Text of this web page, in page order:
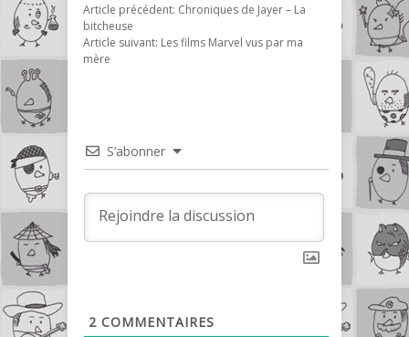
Article précédent: Chroniques de Jayer – La
bitcheuse
Article suivant: Les films Marvel vus par ma
mère
S’abonner
2 COMMENTAIRES